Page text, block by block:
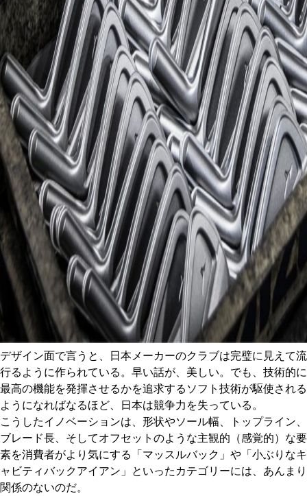
デザイン面で言うと、日本メーカーのクラブは完璧に見えて流
行るように作られている。早い話が、美しい。でも、技術的に
最高の機能を発揮させるかを追求するソフト技術が駆使される
ようになればなるほど、日本は競争力を失っている。
こうしたイノベーションは、形状やソール幅、トップライン、
ブレード長、そしてオフセットのような主観的（感覚的）な要
素を消費者がより気にする「マッスルバック」や「小ぶりなキ
ャビティバックアイアン」といったカテゴリーには、あんまり
関係のないのだ。